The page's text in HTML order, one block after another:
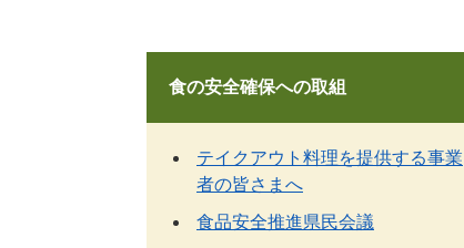
食の安全確保への取組
テイクアウト料理を提供する事業
者の皆さまへ
食品安全推進県民会議